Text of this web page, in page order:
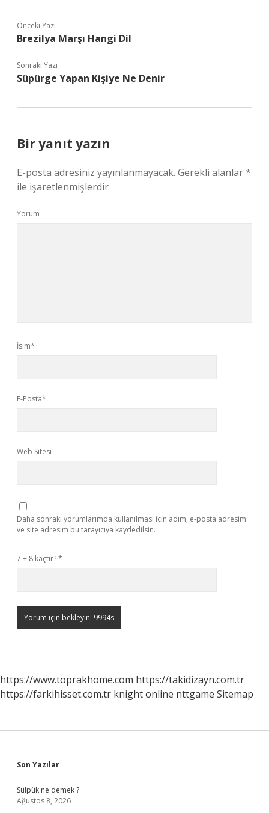
Önceki Yazı
Brezilya Marşı Hangi Dil
Sonraki Yazı
Süpürge Yapan Kişiye Ne Denir
Bir yanıt yazın
E-posta adresiniz yayınlanmayacak. Gerekli alanlar*
ile işaretlenmişlerdir
Yorum
İsim*
E-Posta*
Web Sitesi
Daha sonraki yorumlarımda kullanılması için adım, e-posta adresim
ve site adresim bu tarayıcıya kaydedilsin.
7 + 8 kaçtır?*
https://www.toprakhome.com https://takidizayn.com.tr
https://farkihisset.com.tr knight online nttgame Sitemap
Sidebar
Son Yazılar
Sülpük ne demek ?
Ağustos 8, 2026